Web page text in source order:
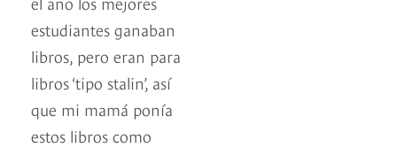
estudiantes ganaban
libros, pero eran para
libros ‘tipo stalin’, así
que mi mamá ponía
estos libros como